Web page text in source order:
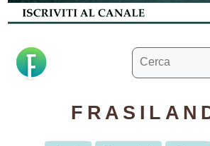
Ricerca
per: